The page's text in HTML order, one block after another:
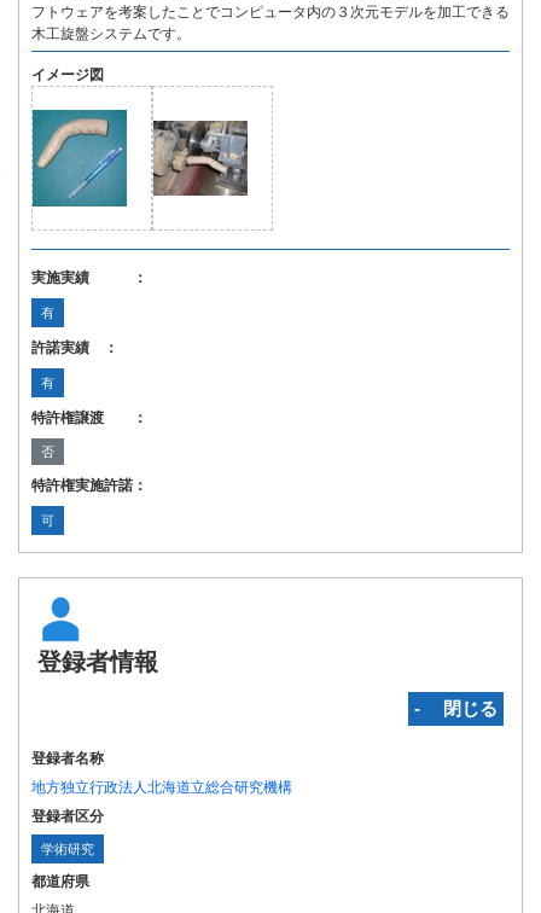
フトウェアを考案したことでコンピュータ内の３次元モデルを加工できる
木工旋盤システムです。
イメージ図
実施実績 ：
有
許諾実績 ：
有
特許権譲渡 ：
否
特許権実施許諾：
可
登録者情報
‐ 閉じる
登録者名称
地方独立行政法人北海道立総合研究機構
登録者区分
学術研究
都道府県